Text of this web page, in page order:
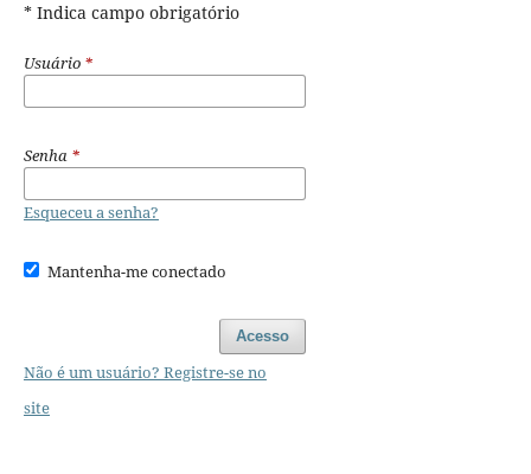
* Indica campo obrigatório
Usuário *
Senha *
Esqueceu a senha?
Mantenha-me conectado
Acesso
Não é um usuário? Registre-se no
site